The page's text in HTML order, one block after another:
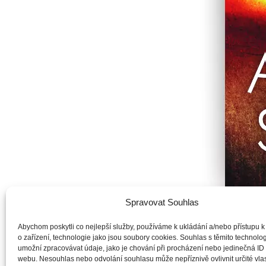
Spravovat Souhlas
Abychom poskytli co nejlepší služby, používáme k ukládání a/nebo přístupu
o zařízení, technologie jako jsou soubory cookies. Souhlas s těmito
umožní zpracovávat údaje, jako je chování při procházení nebo jedinečná ID
webu. Nesouhlas nebo odvolání souhlasu může nepříznivě ovlivnit určité
Debora se vrací do exotického prostředí kávových plantáží